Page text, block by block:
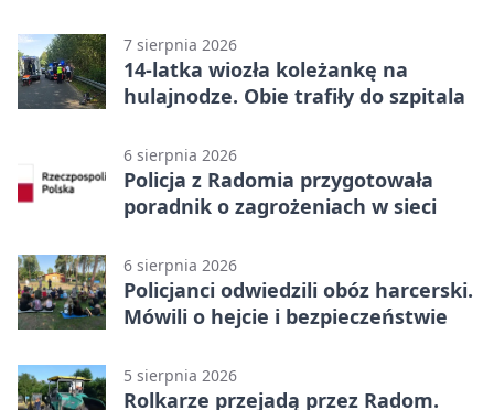
7 sierpnia 2026
14-latka wiozła koleżankę na
hulajnodze. Obie trafiły do szpitala
6 sierpnia 2026
Policja z Radomia przygotowała
poradnik o zagrożeniach w sieci
6 sierpnia 2026
Policjanci odwiedzili obóz harcerski.
Mówili o hejcie i bezpieczeństwie
5 sierpnia 2026
Rolkarze przejadą przez Radom.